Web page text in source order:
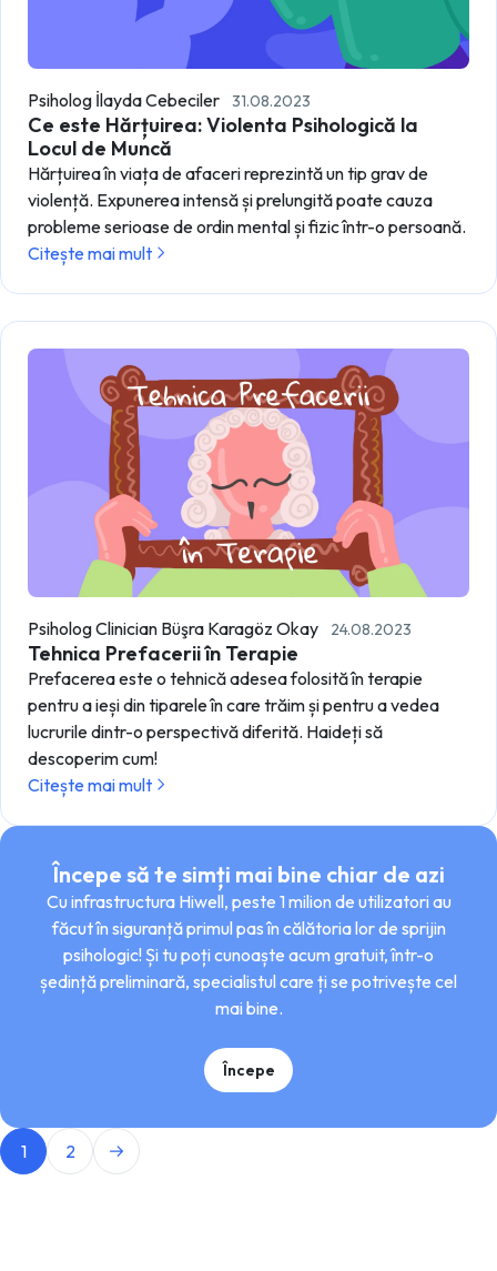
Psiholog İlayda Cebeciler 31.08.2023
Ce este Hărțuirea: Violenta Psihologică la
Locul de Muncă
Hărțuirea în viața de afaceri reprezintă un tip grav de
violență. Expunerea intensă și prelungită poate cauza
probleme serioase de ordin mental și fizic într-o persoană.
Citește mai mult
Psiholog Clinician Büşra Karagöz Okay 24.08.2023
Tehnica Prefacerii în Terapie
Prefacerea este o tehnică adesea folosită în terapie
pentru a ieși din tiparele în care trăim și pentru a vedea
lucrurile dintr-o perspectivă diferită. Haideți să
descoperim cum!
Citește mai mult
Începe să te simți mai bine chiar de azi
Cu infrastructura Hiwell, peste 1 milion de utilizatori au
făcut în siguranță primul pas în călătoria lor de sprijin
psihologic! Și tu poți cunoaște acum gratuit, într-o
ședință preliminară, specialistul care ți se potrivește cel
mai bine.
Începe
1 2